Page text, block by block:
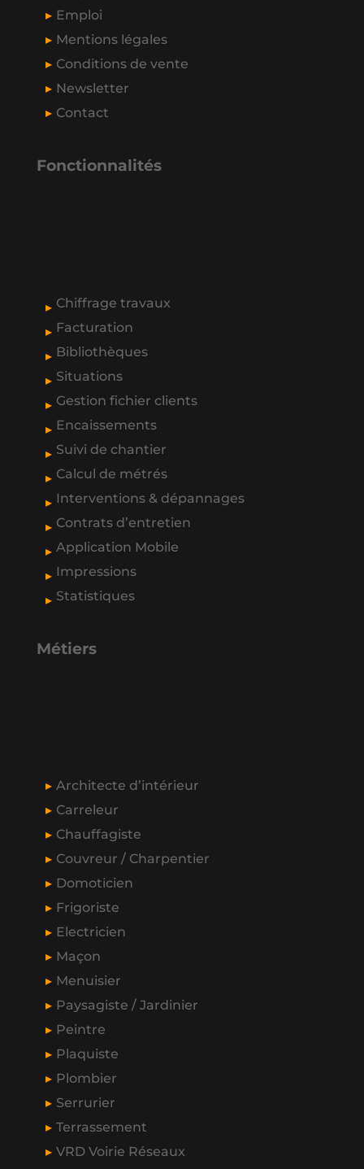
Emploi
Mentions légales
Conditions de vente
Newsletter
Contact
Fonctionnalités
Chiffrage travaux
Facturation
Bibliothèques
Situations
Gestion fichier clients
Encaissements
Suivi de chantier
Calcul de métrés
Interventions & dépannages
Contrats d’entretien
Application Mobile
Impressions
Statistiques
Métiers
Architecte d’intérieur
Carreleur
Chauffagiste
Couvreur / Charpentier
Domoticien
Frigoriste
Electricien
Maçon
Menuisier
Paysagiste / Jardinier
Peintre
Plaquiste
Plombier
Serrurier
Terrassement
VRD Voirie Réseaux